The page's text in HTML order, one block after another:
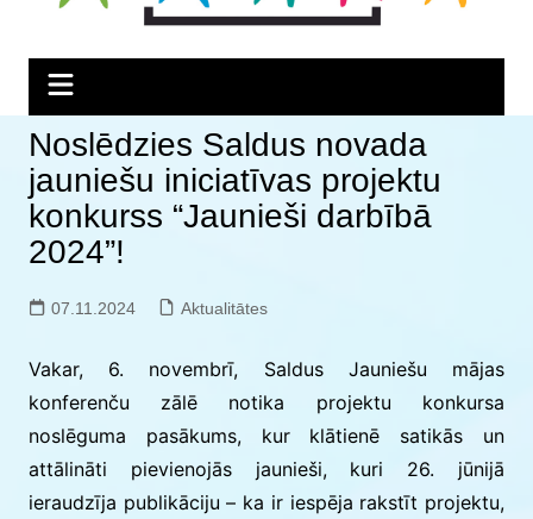
Noslēdzies Saldus novada
jauniešu iniciatīvas projektu
konkurss “Jaunieši darbībā
2024”!
07.11.2024 Aktualitātes
Vakar, 6. novembrī, Saldus Jauniešu mājas
konferenču zālē notika projektu konkursa
noslēguma pasākums, kur klātienē satikās un
attālināti pievienojās jaunieši, kuri 26. jūnijā
ieraudzīja publikāciju – ka ir iespēja rakstīt projektu,